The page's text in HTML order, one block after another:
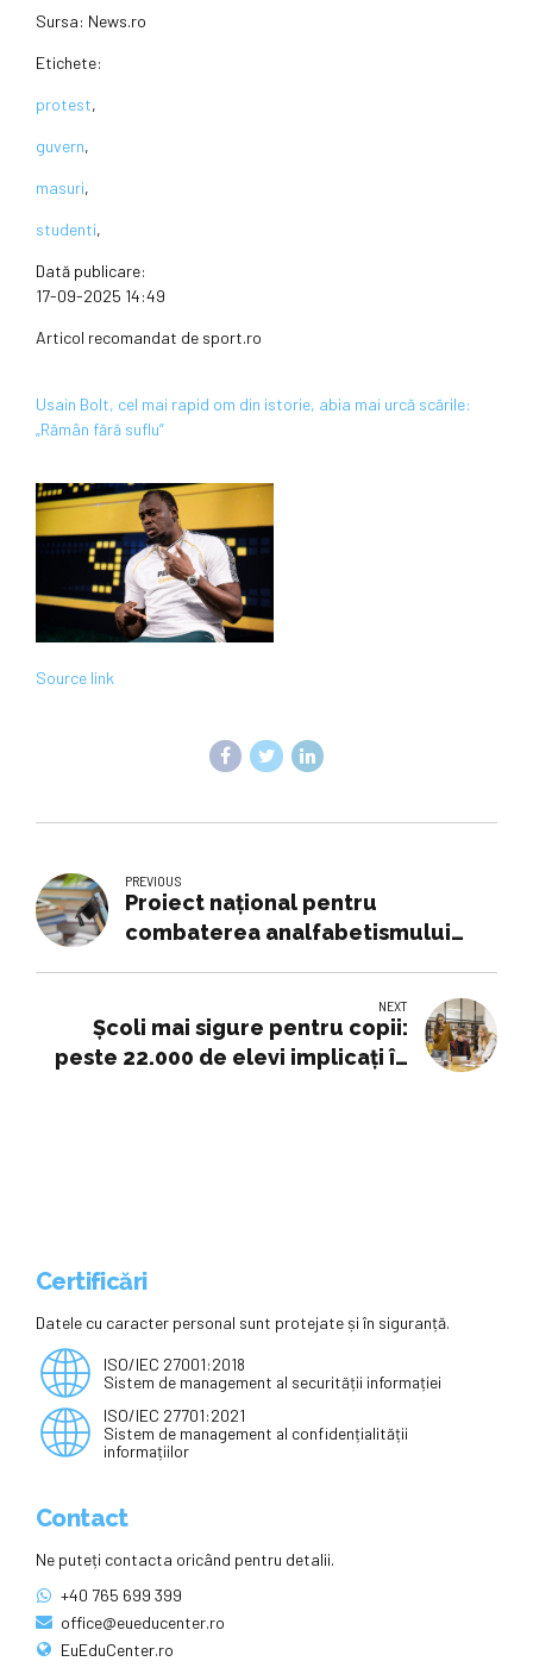
Sursa: News.ro
Etichete:
protest,
guvern,
masuri,
studenti,
Dată publicare:
17-09-2025 14:49
Articol recomandat de sport.ro
Usain Bolt, cel mai rapid om din istorie, abia mai urcă scările:
„Rămân fără suflu”
Source link
PREVIOUS
Proiect naţional pentru
combaterea analfabetismului
18.09.2025
NEXT
Școli mai sigure pentru copii:
peste 22.000 de elevi implicați în
Certificări
Datele cu caracter personal sunt protejate și în siguranță.
ISO/IEC 27001:2018
Sistem de management al securității informației
ISO/IEC 27701:2021
Sistem de management al confidențialității
informațiilor
Contact
Ne puteți contacta oricând pentru detalii.
+40 765 699 399
office@eueducenter.ro
EuEduCenter.ro